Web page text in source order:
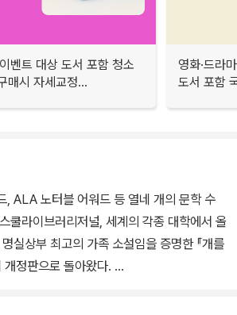
벤트 대상 도서 포함 청소
매시 자세교정...
영화·드라
도서 포함
, ALA 노터블 어워드 등 열네 개의 문학 수
쿨라이브러리저널, 세계의 각종 대학에서 올
실상부 최고의 가족 소설임을 증명한 『개를
개정판으로 돌아왔다.